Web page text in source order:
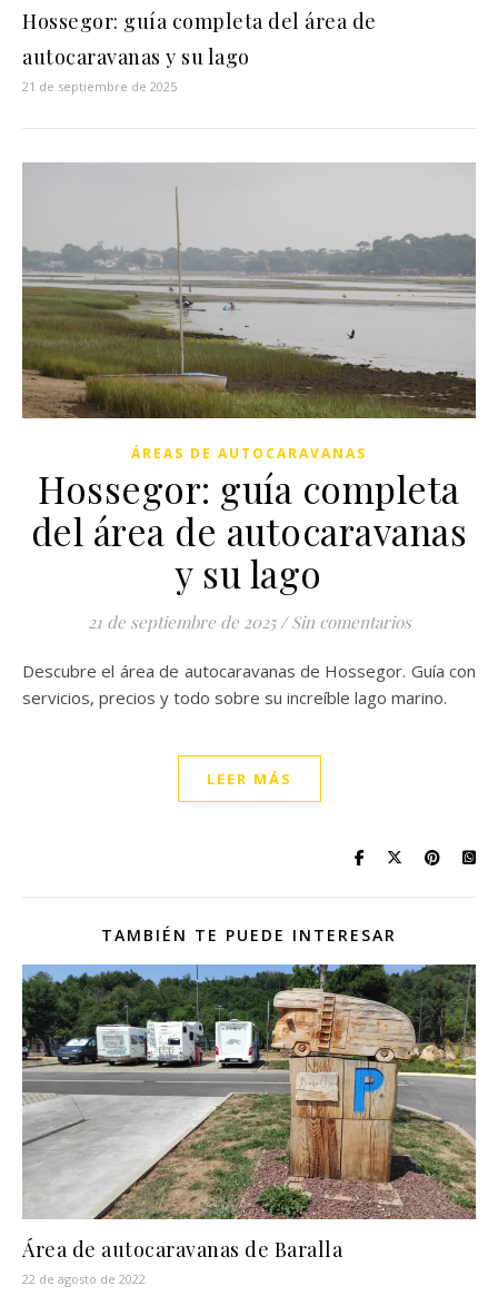
Hossegor: guía completa del área de
autocaravanas y su lago
21 de septiembre de 2025
ÁREAS DE AUTOCARAVANAS
Hossegor: guía completa
del área de autocaravanas
y su lago
21 de septiembre de 2025 / Sin comentarios
Descubre el área de autocaravanas de Hossegor. Guía con
servicios, precios y todo sobre su increíble lago marino.
LEER MÁS
TAMBIÉN TE PUEDE INTERESAR
Área de autocaravanas de Baralla
22 de agosto de 2022